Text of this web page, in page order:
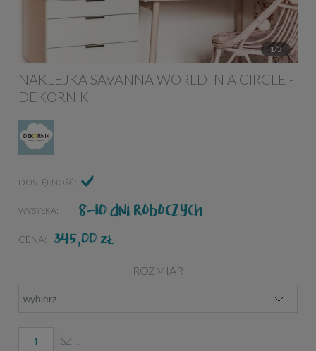
1/3
NAKLEJKA SAVANNA WORLD IN A CIRCLE -
DEKORNIK
DOSTĘPNOŚĆ:
WYSYŁKA: 8-10 dni roboczych
CENA: 345,00 ZŁ
ROZMIAR
SZT.